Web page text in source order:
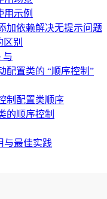
用示例
加依赖解决无提示问题
区别
与
配置类的 “顺序控制”
制配置类顺序
的顺序控制
与最佳实践